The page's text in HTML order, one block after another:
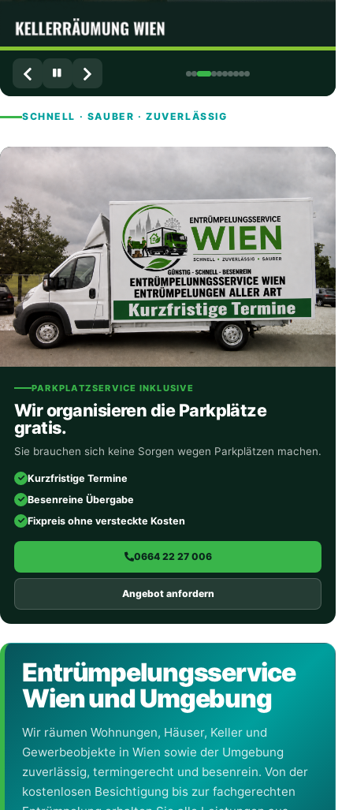
SCHNELL · SAUBER · ZUVERLÄSSIG
PARKPLATZSERVICE INKLUSIVE
Wir organisieren die Parkplätze
gratis.
Sie brauchen sich keine Sorgen wegen Parkplätzen machen.
Kurzfristige Termine
Besenreine Übergabe
Fixpreis ohne versteckte Kosten
0664 22 27 006
Angebot anfordern
Entrümpelungsservice
Wien und Umgebung
Wir räumen Wohnungen, Häuser, Keller und
Gewerbeobjekte in Wien sowie der Umgebung
zuverlässig, termingerecht und besenrein. Von der
kostenlosen Besichtigung bis zur fachgerechten